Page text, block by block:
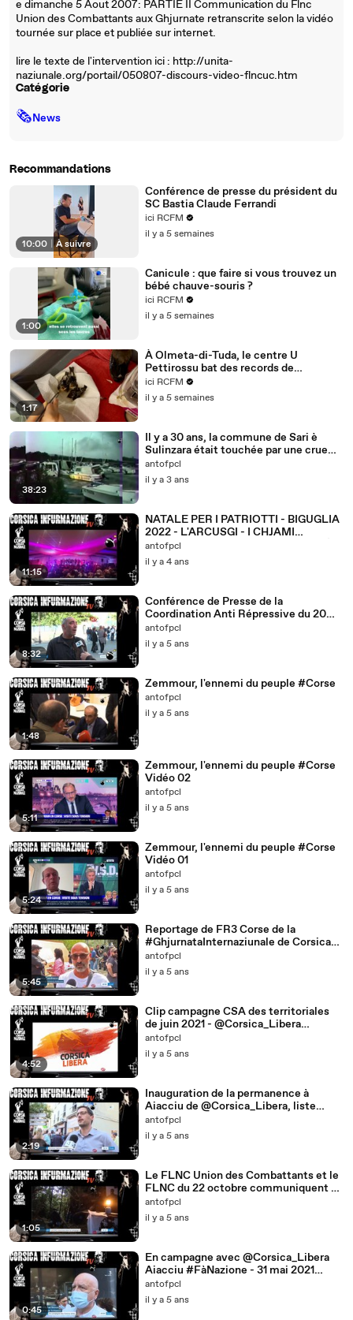
e dimanche 5 Aout 2007: PARTIE II Communication du Flnc
Union des Combattants aux Ghjurnate retranscrite selon la vidéo
tournée sur place et publiée sur internet.
lire le texte de l'intervention ici : http://unita-
naziunale.org/portail/050807-discours-video-flncuc.htm
Catégorie
🗞News
Recommandations
10:00 À suivre
Conférence de presse du président du
SC Bastia Claude Ferrandi
ici RCFM
il y a 5 semaines
1:00
Canicule : que faire si vous trouvez un
bébé chauve-souris ?
ici RCFM
il y a 5 semaines
1:17
À Olmeta-di-Tuda, le centre U
Pettirossu bat des records de
sauvetages à cause de la canicule
ici RCFM
il y a 5 semaines
38:23
Il y a 30 ans, la commune de Sari è
Sulinzara était touchée par une crue
exceptionnelle
antofpcl
il y a 3 ans
11:15
NATALE PER I PATRIOTTI - BIGUGLIA
2022 - L'ARCUSGI - I CHJAMI
AGHJALESI - ASSOCIU SULIDARITÀ
antofpcl
il y a 4 ans
8:32
Conférence de Presse de la
Coordination Anti Répressive du 20
octobre 2021
antofpcl
il y a 5 ans
1:48
Zemmour, l'ennemi du peuple #Corse
antofpcl
il y a 5 ans
5:11
Zemmour, l'ennemi du peuple #Corse
Vidéo 02
antofpcl
il y a 5 ans
5:24
Zemmour, l'ennemi du peuple #Corse
Vidéo 01
antofpcl
il y a 5 ans
5:45
Reportage de FR3 Corse de la
#GhjurnataInternaziunale de Corsica
Libera
antofpcl
il y a 5 ans
4:52
Clip campagne CSA des territoriales
de juin 2021 - @Corsica_Libera
#FàNazione
antofpcl
il y a 5 ans
2:19
Inauguration de la permanence à
Aiacciu de @Corsica_Libera, liste
@Fa_Nazione avec @JeanGuyTalamoni
antofpcl
il y a 5 ans
1:05
Le FLNC Union des Combattants et le
FLNC du 22 octobre communiquent -
#Corse
antofpcl
il y a 5 ans
0:45
En campagne avec @Corsica_Libera
Aiacciu #FàNazione - 31 mai 2021
#Territoriales2021
antofpcl
il y a 5 ans